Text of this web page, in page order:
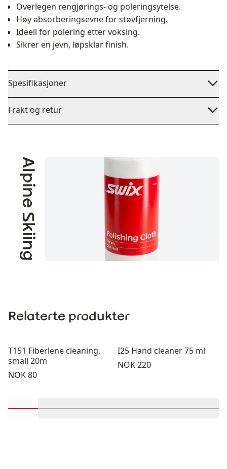
Overlegen rengjørings- og poleringsytelse.
Høy absorberingsevne for støvfjerning.
Ideell for polering etter voksing.
Sikrer en jevn, løpsklar finish.
Spesifikasjoner
Frakt og retur
Alpine Skiing
Relaterte produkter
T151 Fiberlene cleaning,
small 20m
Pris:
NOK 80
I25 Hand cleaner 75 ml
Pris:
NOK 220